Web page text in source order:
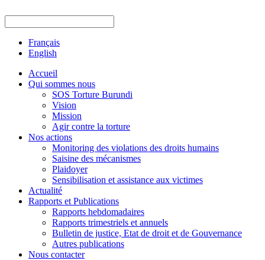
Français
English
Accueil
Qui sommes nous
SOS Torture Burundi
Vision
Mission
Agir contre la torture
Nos actions
Monitoring des violations des droits humains
Saisine des mécanismes
Plaidoyer
Sensibilisation et assistance aux victimes
Actualité
Rapports et Publications
Rapports hebdomadaires
Rapports trimestriels et annuels
Bulletin de justice, Etat de droit et de Gouvernance
Autres publications
Nous contacter